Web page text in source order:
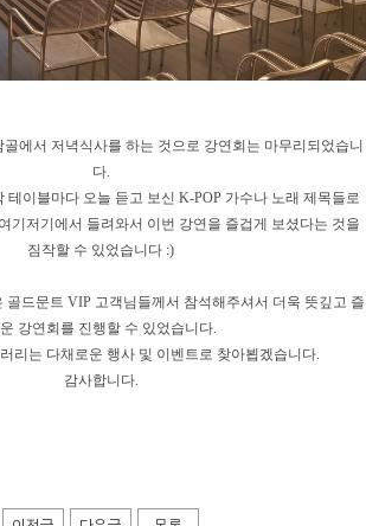
에서 저녁식사를 하는 것으로 강연회는 마무리되었습니
다.
테이블마다 오늘 듣고 보신 K-POP 가수나 노래 제목들로
기저기에서 들려와서 이번 강연을 즐겁게 보셨다는 것을
짐작할 수 있었습니다 :)
골드문트 VIP 고객님들께서 참석해주셔서 더욱 뜻깊고 즐
강연회를 진행할 수 있었습니다.
리는 다채로운 행사 및 이벤트로 찾아뵙겠습니다.
감사합니다.